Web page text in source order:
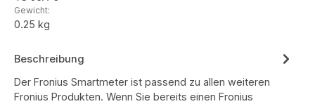
Gewicht:
0.25 kg
Beschreibung
Der Fronius Smartmeter ist passend zu allen weiteren
Fronius Produkten. Wenn Sie bereits einen Fronius